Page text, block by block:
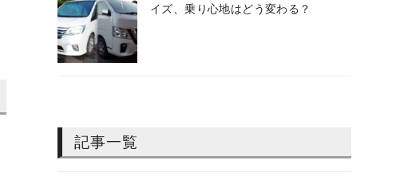
イズ、乗り心地はどう変わる？
記事一覧